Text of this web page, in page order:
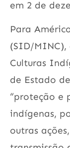
em 2 de
Para
(SID/MINC),
Culturas
de Estado
“proteção e
indígenas,
outras